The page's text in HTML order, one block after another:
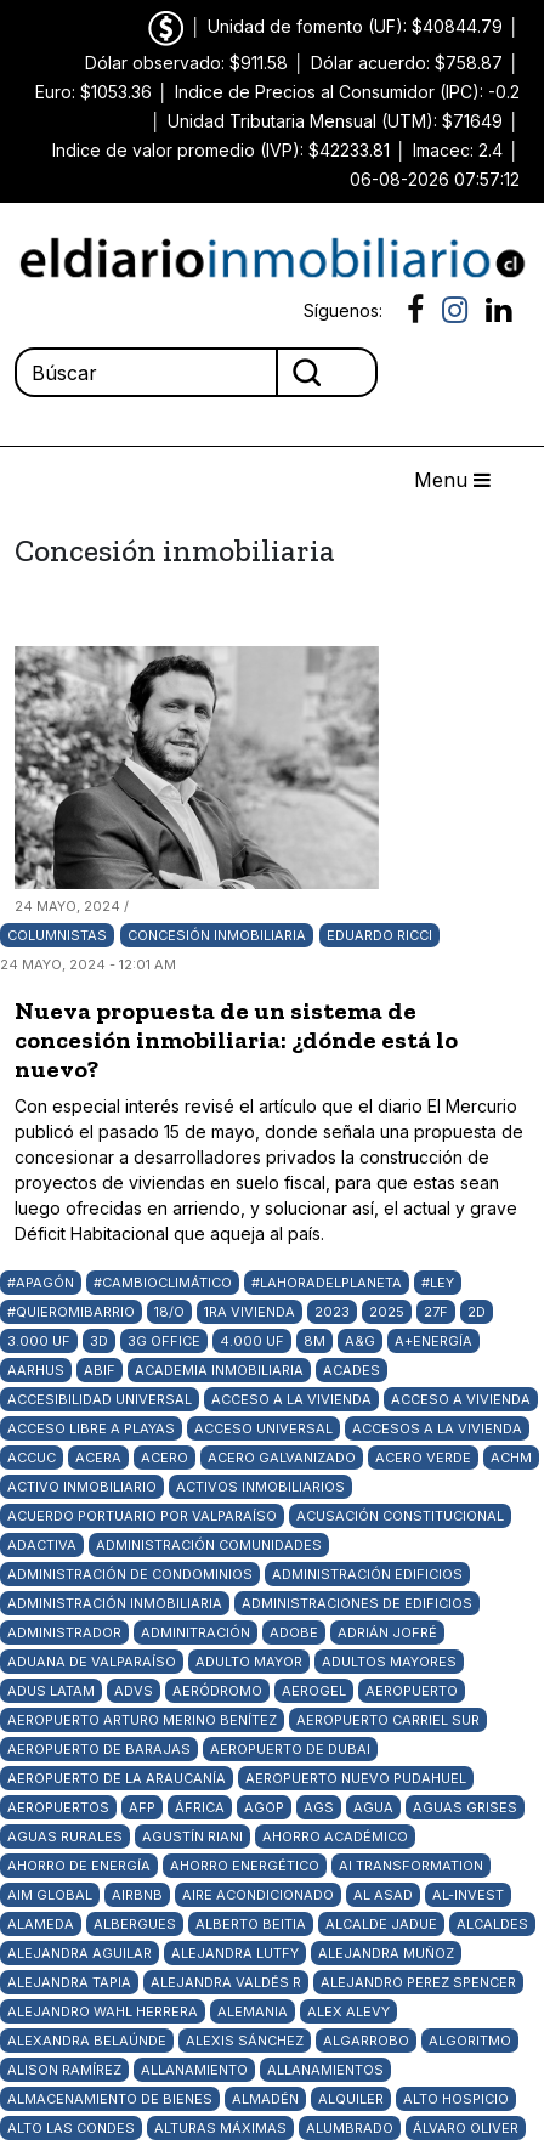
Unidad de fomento (UF): $40844.79
Dólar observado: $911.58
Dólar acuerdo: $758.87
Euro: $1053.36
Indice de Precios al Consumidor (IPC): -0.2
Unidad Tributaria Mensual (UTM): $71649
Indice de valor promedio (IVP): $42233.81
Imacec: 2.4
06-08-2026 07:57:12
Síguenos:
Menu
Concesión inmobiliaria
24 MAYO, 2024 /
COLUMNISTAS
CONCESIÓN INMOBILIARIA
EDUARDO RICCI
24 MAYO, 2024 - 12:01 AM
Nueva propuesta de un sistema de
concesión inmobiliaria: ¿dónde está lo
nuevo?
Con especial interés revisé el artículo que el diario El Mercurio
publicó el pasado 15 de mayo, donde señala una propuesta de
concesionar a desarrolladores privados la construcción de
proyectos de viviendas en suelo fiscal, para que estas sean
luego ofrecidas en arriendo, y solucionar así, el actual y grave
Déficit Habitacional que aqueja al país.
#APAGÓN #CAMBIOCLIMÁTICO #LAHORADELPLANETA
#LEY
#QUIEROMIBARRIO
18/O 1RA VIVIENDA 2023 2025 27F
2D
3.000 UF
3D 3G OFFICE 4.000 UF 8M A&G
A+ENERGÍA
AARHUS
ABIF ACADEMIA INMOBILIARIA
ACADES
ACCESIBILIDAD UNIVERSAL
ACCESO A LA VIVIENDA
ACCESO A VIVIENDA
ACCESO LIBRE A PLAYAS
ACCESO UNIVERSAL
ACCESOS A LA VIVIENDA
ACCUC
ACERA ACERO ACERO GALVANIZADO ACERO VERDE
ACHM
ACTIVO INMOBILIARIO
ACTIVOS INMOBILIARIOS
ACUERDO PORTUARIO POR VALPARAÍSO
ACUSACIÓN CONSTITUCIONAL
ADACTIVA
ADMINISTRACIÓN COMUNIDADES
ADMINISTRACIÓN DE CONDOMINIOS
ADMINISTRACIÓN EDIFICIOS
ADMINISTRACIÓN INMOBILIARIA
ADMINISTRACIONES DE EDIFICIOS
ADMINISTRADOR
ADMINITRACIÓN ADOBE
ADRIÁN JOFRÉ
ADUANA DE VALPARAÍSO
ADULTO MAYOR
ADULTOS MAYORES
ADUS LATAM
ADVS AERÓDROMO AEROGEL
AEROPUERTO
AEROPUERTO ARTURO MERINO BENÍTEZ
AEROPUERTO CARRIEL SUR
AEROPUERTO DE BARAJAS
AEROPUERTO DE DUBAI
AEROPUERTO DE LA ARAUCANÍA
AEROPUERTO NUEVO PUDAHUEL
AEROPUERTOS
AFP ÁFRICA AGOP AGS AGUA
AGUAS GRISES
AGUAS RURALES
AGUSTÍN RIANI
AHORRO ACADÉMICO
AHORRO DE ENERGÍA
AHORRO ENERGÉTICO
AI TRANSFORMATION
AIM GLOBAL
AIRBNB AIRE ACONDICIONADO AL ASAD
AL-INVEST
ALAMEDA
ALBERGUES ALBERTO BEITIA ALCALDE JADUE
ALCALDES
ALEJANDRA AGUILAR
ALEJANDRA LUTFY
ALEJANDRA MUÑOZ
ALEJANDRA TAPIA
ALEJANDRA VALDÉS R
ALEJANDRO PEREZ SPENCER
ALEJANDRO WAHL HERRERA
ALEMANIA
ALEX ALEVY
ALEXANDRA BELAÚNDE
ALEXIS SÁNCHEZ ALGARROBO
ALGORITMO
ALISON RAMÍREZ
ALLANAMIENTO
ALLANAMIENTOS
ALMACENAMIENTO DE BIENES
ALMADÉN ALQUILER
ALTO HOSPICIO
ALTO LAS CONDES
ALTURAS MÁXIMAS ALUMBRADO
ÁLVARO OLIVER